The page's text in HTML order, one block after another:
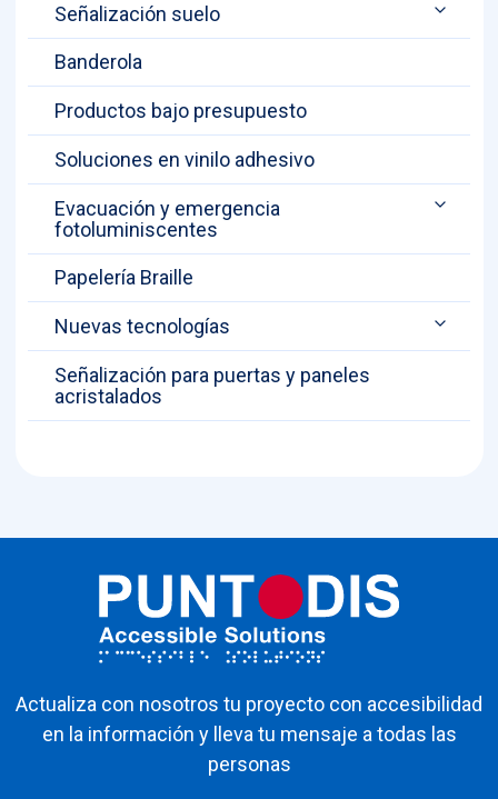
Señalización suelo
Banderola
Productos bajo presupuesto
Soluciones en vinilo adhesivo
Evacuación y emergencia
fotoluminiscentes
Papelería Braille
Nuevas tecnologías
Señalización para puertas y paneles
acristalados
Actualiza con nosotros tu proyecto con accesibilidad
en la información y lleva tu mensaje a todas las
personas